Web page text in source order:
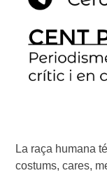
La raça humana
costums, cares,